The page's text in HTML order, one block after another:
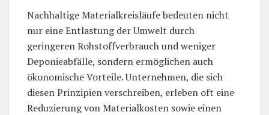
Nachhaltige Materialkreisläufe bedeuten nicht
nur eine Entlastung der Umwelt durch
geringeren Rohstoffverbrauch und weniger
Deponieabfälle, sondern ermöglichen auch
ökonomische Vorteile. Unternehmen, die sich
diesen Prinzipien verschreiben, erleben oft eine
Reduzierung von Materialkosten sowie einen